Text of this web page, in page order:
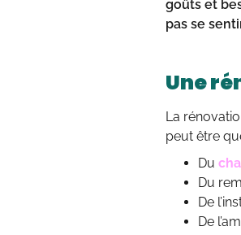
goûts et
pas se
Une
La
peut être
Du
Du
De
De